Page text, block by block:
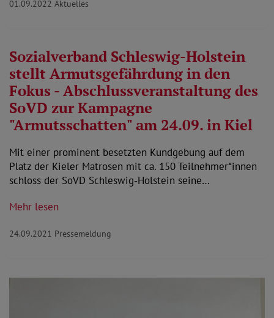
01.09.2022 Aktuelles
Sozialverband Schleswig-Holstein
stellt Armutsgefährdung in den
Fokus - Abschlussveranstaltung des
SoVD zur Kampagne
"Armutsschatten" am 24.09. in Kiel
Mit einer prominent besetzten Kundgebung auf dem
Platz der Kieler Matrosen mit ca. 150 Teilnehmer*innen
schloss der SoVD Schleswig-Holstein seine…
Mehr lesen
24.09.2021 Pressemeldung